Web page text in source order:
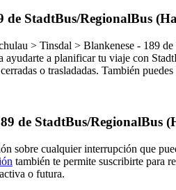
de StadtBus/RegionalBus
> Tinsdal > Blankenese - 189
ayudarte a planificar tu viaje con
o trasladadas. También
de StadtBus/RegionalBus
sobre cualquier interrupción que
también te permite suscribirte para
o futura.